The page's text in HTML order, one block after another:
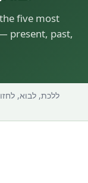
five most
present, past,